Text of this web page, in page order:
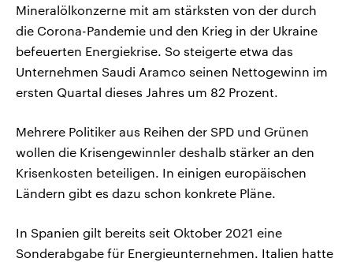
Mineralölkonzerne mit am stärksten von der durch
die Corona-Pandemie und den Krieg in der Ukraine
befeuerten Energiekrise. So steigerte etwa das
Unternehmen Saudi Aramco seinen Nettogewinn im
ersten Quartal dieses Jahres um 82 Prozent.
Mehrere Politiker aus Reihen der SPD und Grünen
wollen die Krisengewinnler deshalb stärker an den
Krisenkosten beteiligen. In einigen europäischen
Ländern gibt es dazu schon konkrete Pläne.
In Spanien gilt bereits seit Oktober 2021 eine
Sonderabgabe für Energieunternehmen. Italien hatte